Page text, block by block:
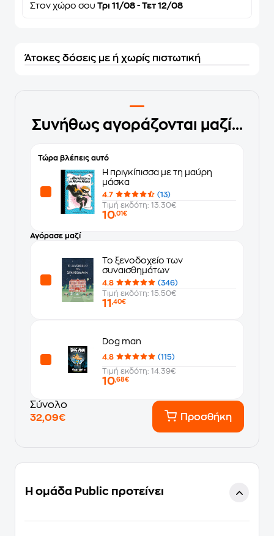
Στον χώρο σου Τρι 11/08 - Τετ 12/08
Άτοκες δόσεις με ή χωρίς πιστωτική
Συνήθως αγοράζονται μαζί...
Τώρα βλέπεις αυτό
Η πριγκίπισσα με τη μαύρη
μάσκα
4.7
(13)
Τιμή εκδότη: 13.30€
10,01€
Αγόρασε μαζί
Το ξενοδοχείο των
συναισθημάτων
4.8
(346)
Τιμή εκδότη: 15.50€
11 ,40€
Dog man
4.8
(115)
Τιμή εκδότη: 14.39€
10,68€
Σύνολο
32,09€
Προσθήκη
Η ομάδα Public προτείνει